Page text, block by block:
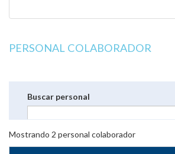
PERSONAL COLABORADOR
Buscar personal
Mostrando 2 personal colaborador